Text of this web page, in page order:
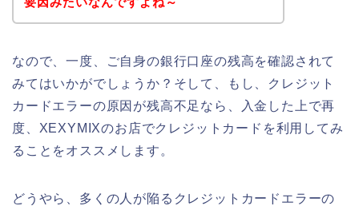
なので、一度、ご自身の銀行口座の残高を確認されて
みてはいかがでしょうか？そして、もし、クレジット
カードエラーの原因が残高不足なら、入金した上で再
度、XEXYMIXのお店でクレジットカードを利用してみ
ることをオススメします。
どうやら、多くの人が陥るクレジットカードエラーの